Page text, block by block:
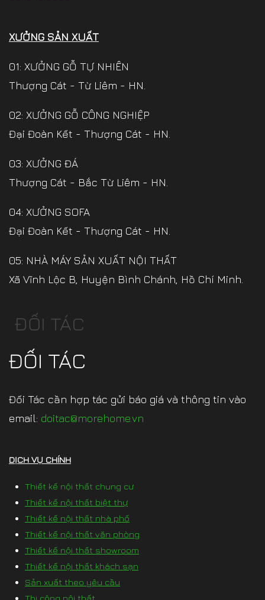
XƯỞNG SẢN XUẤT
01: XƯỞNG GỖ TỰ NHIÊN
Thượng Cát - Từ Liêm - HN.
02: XƯỞNG GỖ CÔNG NGHIỆP
Đại Đoàn Kết - Thượng Cát - HN.
03: XƯỞNG ĐÁ
Thượng Cát - Bắc Từ Liêm - HN.
04: XƯỞNG SOFA
Đại Đoàn Kết - Thượng Cát - HN.
05: NHÀ MÁY SẢN XUẤT NỘI THẤT
Xã Vĩnh Lộc B, Huyện Bình Chánh, Hồ Chí Minh.
ĐỐI TÁC
ĐỐI TÁC
Đối Tác cần hợp tác gửi báo giá và thông tin vào
email: doitac@morehome.vn
DỊCH VỤ CHÍNH
Thiết kế nội thất chung cư
Thiết kế nội thất biệt thự
Thiết kế nội thất nhà phố
Thiết kế nội thất văn phòng
Thiết kế nội thất showroom
Thiết kế nội thất khách sạn
Sản xuất theo yêu cầu
Thi công nội thất